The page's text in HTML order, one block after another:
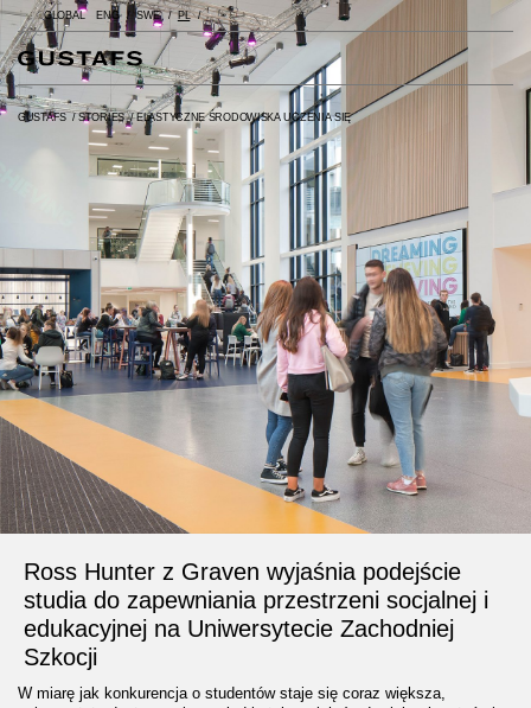
GLOBAL ENG SWE PL
GUSTAFS /STORIES /ELASTYCZNE ŚRODOWISKA UCZENIA SIĘ
Ross Hunter z Graven wyjaśnia podejście
studia do zapewniania przestrzeni socjalnej i
edukacyjnej na Uniwersytecie Zachodniej
Szkocji
W miarę jak konkurencja o studentów staje się coraz większa,